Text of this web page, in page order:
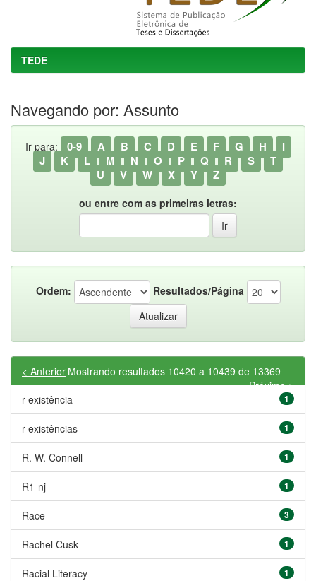
TEDE
Navegando por: Assunto
Ir para: 0-9 A B C D E F G H
I
J
K L M N O P Q R S
T
U
V W X Y Z
ou entre com as primeiras letras:
Ordem: Resultados/Página
Mostrando resultados 10420 a 10439 de 13369
< Anterior
Próximo >
r-existência
1
r-existências 1
R. W. Connell 1
R1-nj 1
Race 3
Rachel Cusk 1
Racial Literacy 1